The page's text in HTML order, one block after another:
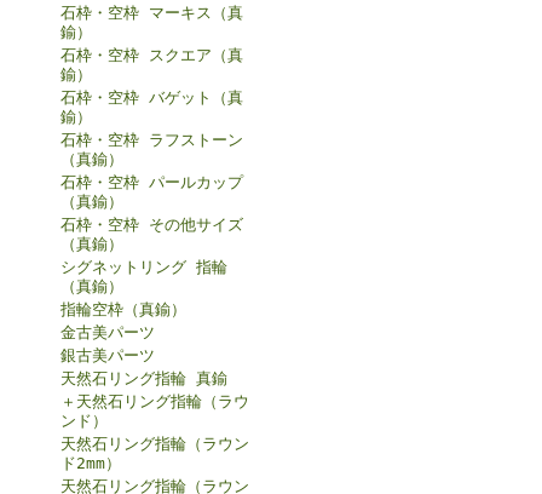
石枠・空枠 マーキス（真
鍮）
石枠・空枠 スクエア（真
鍮）
石枠・空枠 バゲット（真
鍮）
石枠・空枠 ラフストーン
（真鍮）
石枠・空枠 パールカップ
（真鍮）
石枠・空枠 その他サイズ
（真鍮）
シグネットリング 指輪
（真鍮）
指輪空枠（真鍮）
金古美パーツ
銀古美パーツ
天然石リング指輪 真鍮
＋天然石リング指輪（ラウ
ンド）
天然石リング指輪（ラウン
ド2mm）
天然石リング指輪（ラウン